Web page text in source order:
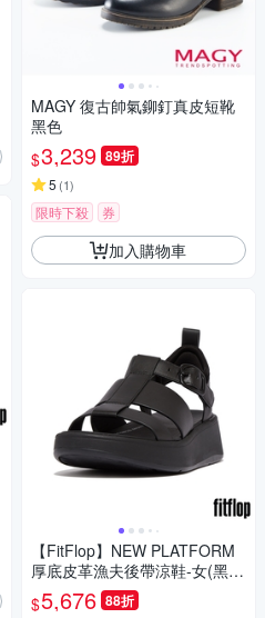
MAGY 復古帥氣鉚釘真皮短靴
黑色
$3,239 89折
5 (1)
限時下殺 券
加入購物車
【FitFlop】NEW PLATFORM
厚底皮革漁夫後帶涼鞋-女(黑
色)
$5,676 88折